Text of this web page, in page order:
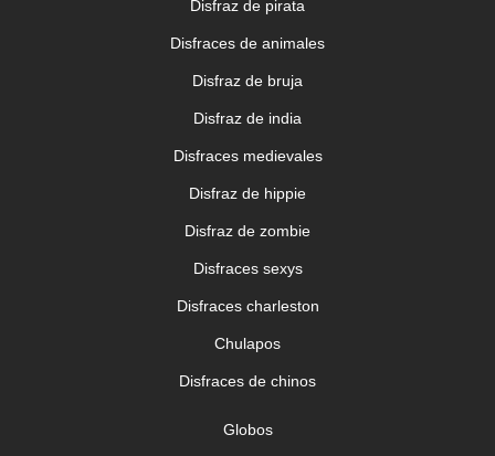
Disfraz de pirata
Disfraces de animales
Disfraz de bruja
Disfraz de india
Disfraces medievales
Disfraz de hippie
Disfraz de zombie
Disfraces sexys
Disfraces charleston
Chulapos
Disfraces de chinos
Globos